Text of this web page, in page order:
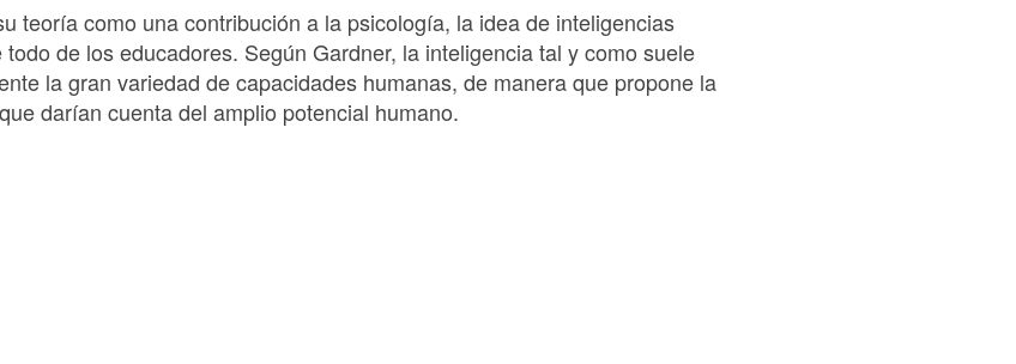
teoría como una contribución a la psicología, la idea de inteligencias
de los educadores. Según Gardner, la inteligencia tal y como suele
la gran variedad de capacidades humanas, de manera que propone la
darían cuenta del amplio potencial humano.